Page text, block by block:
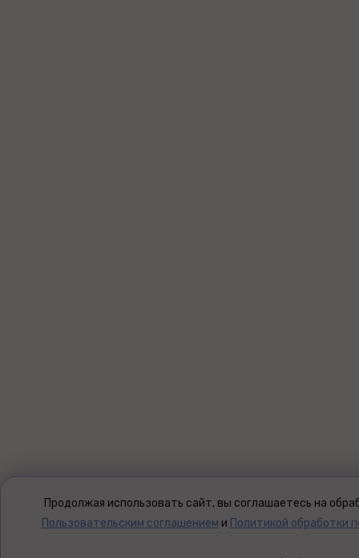
Продолжая использовать сайт, вы соглашаетесь на
Пользовательским соглашением и Политикой обработки